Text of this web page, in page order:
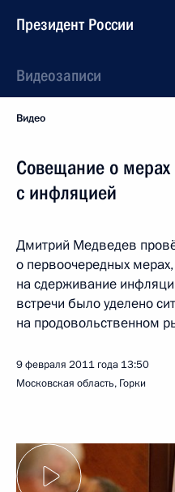
Президент России
Видеозаписи
Видео
Совещание о мерах
с инфляцией
Дмитрий Медведев
о первоочередных
на сдерживание
встречи было уделено
на продовольственном
9 февраля 2011 года 13:50
Московская область, Горки